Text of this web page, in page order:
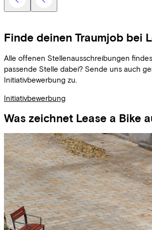
Finde deinen Traumjob bei
Alle offenen Stellenausschreibungen
passende Stelle dabei? Sende uns auch
Initiativbewerbung zu.
Initiativbewerbung
Was zeichnet Lease a Bike